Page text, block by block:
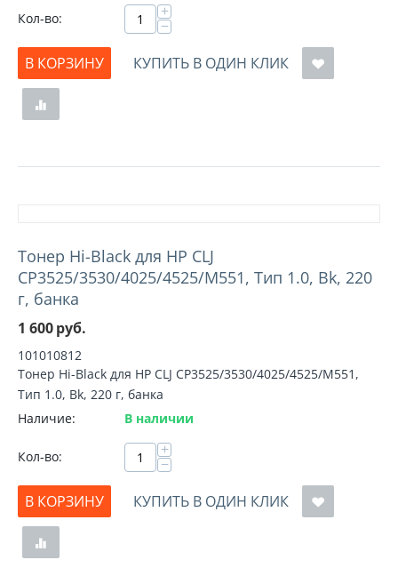
Кол-во: +
−
В КОРЗИНУ
КУПИТЬ В ОДИН КЛИК
Тонер Hi-Black для HP CLJ
CP3525/3530/4025/4525/M551, Тип 1.0, Bk, 220
г, банка
1 600руб.
101010812
Тонер Hi-Black для HP CLJ CP3525/3530/4025/4525/M551,
Тип 1.0, Bk, 220 г, банка
Наличие:
В наличии
Кол-во: +
−
В КОРЗИНУ
КУПИТЬ В ОДИН КЛИК